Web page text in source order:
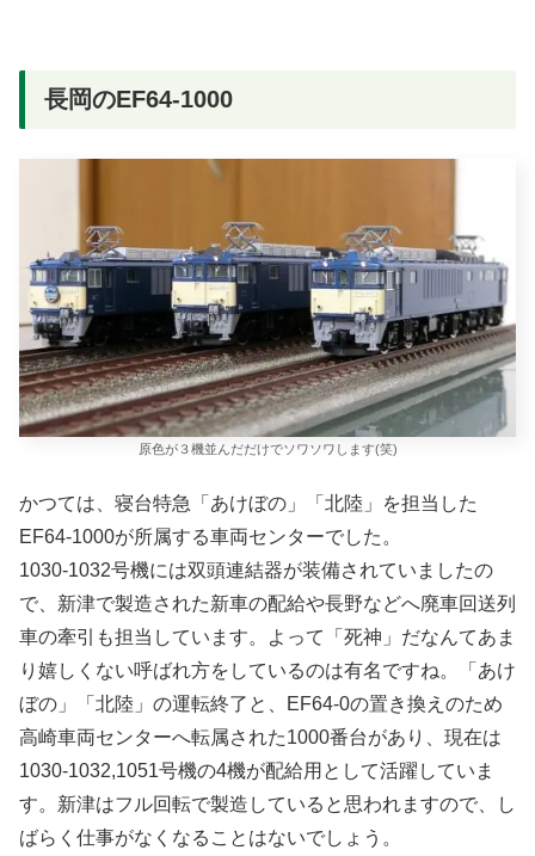
長岡のEF64-1000
原色が３機並んだだけでソワソワします(笑)
かつては、寝台特急「あけぼの」「北陸」を担当した
EF64-1000が所属する車両センターでした。
1030-1032号機には双頭連結器が装備されていましたの
で、新津で製造された新車の配給や長野などへ廃車回送列
車の牽引も担当しています。よって「死神」だなんてあま
り嬉しくない呼ばれ方をしているのは有名ですね。「あけ
ぼの」「北陸」の運転終了と、EF64-0の置き換えのため
高崎車両センターへ転属された1000番台があり、現在は
1030-1032,1051号機の4機が配給用として活躍していま
す。新津はフル回転で製造していると思われますので、し
ばらく仕事がなくなることはないでしょう。